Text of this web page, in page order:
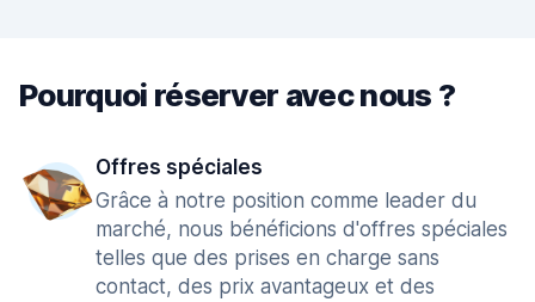
Pourquoi réserver avec nous ?
Offres spéciales
Grâce à notre position comme leader du
marché, nous bénéficions d'offres spéciales
telles que des prises en charge sans
contact, des prix avantageux et des